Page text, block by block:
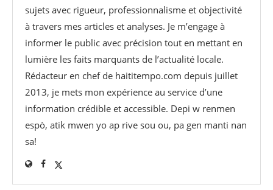
sujets avec rigueur, professionnalisme et objectivité
à travers mes articles et analyses. Je m’engage à
informer le public avec précision tout en mettant en
lumière les faits marquants de l’actualité locale.
Rédacteur en chef de haititempo.com⁠ depuis juillet
2013, je mets mon expérience au service d’une
information crédible et accessible. Depi w renmen
espò, atik mwen yo ap rive sou ou, pa gen manti nan
sa!